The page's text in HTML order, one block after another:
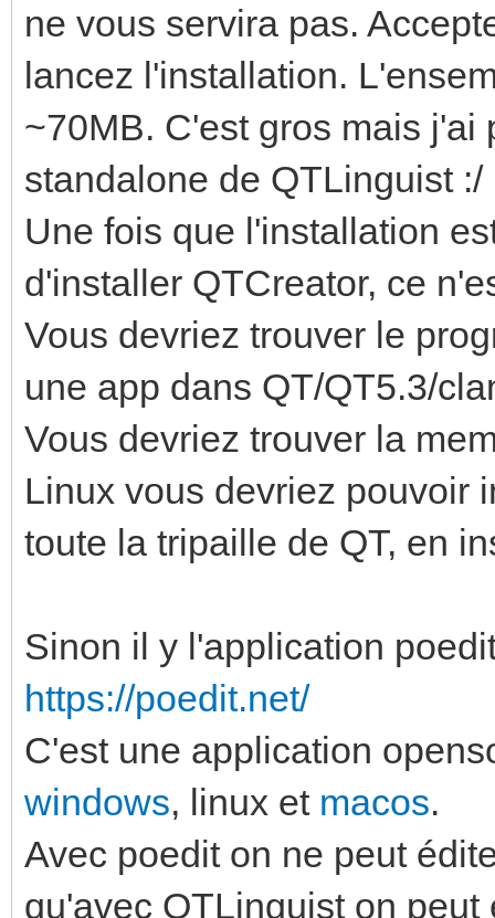
ne vous servira pas.
lancez l'installation.
~70MB. C'est gros mais
standalone de QTLinguist :/
Une fois que l'installation
d'installer QTCreator, ce
Vous devriez trouver le
une app dans QT/QT5.3/
Vous devriez trouver la
Linux vous devriez pouvoir
toute la tripaille de QT, en
Sinon il y l'application
https://poedit.net/
C'est une application
windows, linux et macos.
Avec poedit on ne peut
qu'avec QTLinguist on